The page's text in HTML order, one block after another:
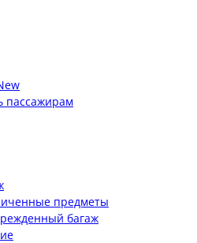
пассажирам
предметы
багаж